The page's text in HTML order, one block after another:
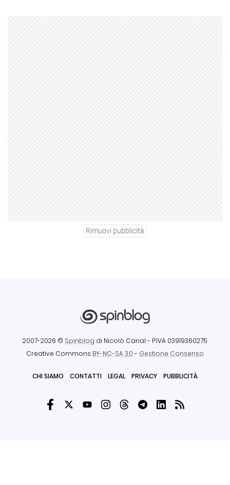
Rimuovi pubblicità
2007-2026 © Spinblog di Nicolò Canal - P.IVA 03919360275
Creative Commons BY-NC-SA 3.0- Gestione Consenso
CHI SIAMO CONTATTI LEGAL PRIVACY PUBBLICITÀ